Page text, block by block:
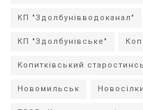
КП "Здолбунівводоканал"
КП "Здолбунівське"
Копитківський
Новомильськ Новосілки